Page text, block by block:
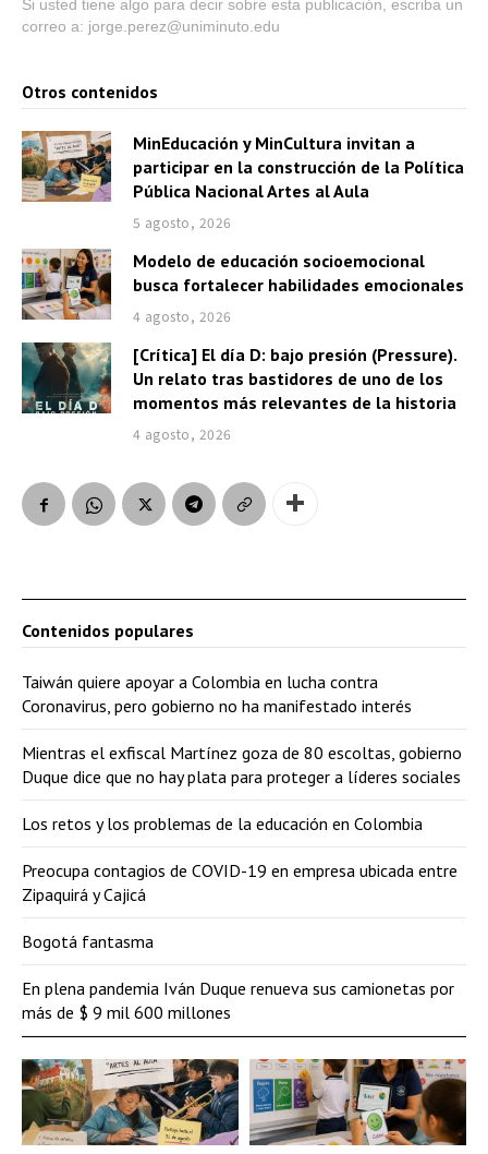
Si usted tiene algo para decir sobre esta publicación, escriba un
correo a: jorge.perez@uniminuto.edu
Otros contenidos
MinEducación y MinCultura invitan a
participar en la construcción de la Política
Pública Nacional Artes al Aula
5 agosto, 2026
Modelo de educación socioemocional
busca fortalecer habilidades emocionales
4 agosto, 2026
[Crítica] El día D: bajo presión (Pressure).
Un relato tras bastidores de uno de los
momentos más relevantes de la historia
4 agosto, 2026
Contenidos populares
Taiwán quiere apoyar a Colombia en lucha contra
Coronavirus, pero gobierno no ha manifestado interés
Mientras el exfiscal Martínez goza de 80 escoltas, gobierno
Duque dice que no hay plata para proteger a líderes sociales
Los retos y los problemas de la educación en Colombia
Preocupa contagios de COVID-19 en empresa ubicada entre
Zipaquirá y Cajicá
Bogotá fantasma
En plena pandemia Iván Duque renueva sus camionetas por
más de $ 9 mil 600 millones